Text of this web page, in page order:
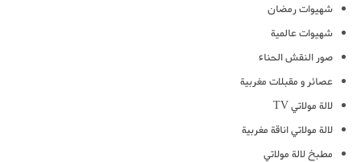
شهيوات رمضان
شهيوات عالمية
صور النقش الحناء
عصائر و مقبلات مغربية
لالة مولاتي TV
لالة مولاتي اناقة مغربية
مطبخ لالة مولاتي